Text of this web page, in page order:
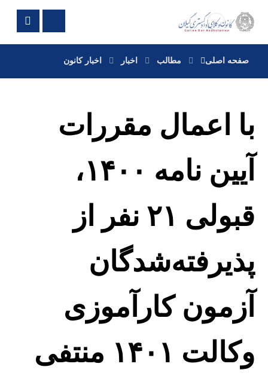
صفحه اصلی مطالب اخبار اخبار کانون
با اعمال مقررات
آیین نامه ۱۴۰۰،
قبولی ۲۱ نفر از
پذیرفته‌شدگان
آزمون کارآموزی
وکالت ۱۴۰۱ منتفی